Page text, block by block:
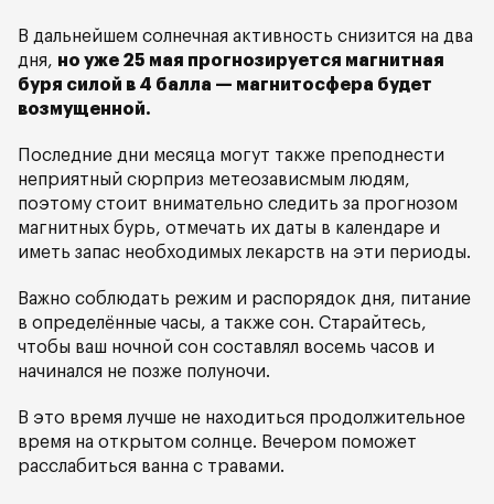
В дальнейшем солнечная активность снизится на два
дня, но уже 25 мая прогнозируется магнитная
буря силой в 4 балла — магнитосфера будет
возмущенной.
Последние дни месяца могут также преподнести
неприятный сюрприз метеозависмым людям,
поэтому стоит внимательно следить за прогнозом
магнитных бурь, отмечать их даты в календаре и
иметь запас необходимых лекарств на эти периоды.
Важно соблюдать режим и распорядок дня, питание
в определённые часы, а также сон. Старайтесь,
чтобы ваш ночной сон составлял восемь часов и
начинался не позже полуночи.
В это время лучше не находиться продолжительное
время на открытом солнце. Вечером поможет
расслабиться ванна с травами.